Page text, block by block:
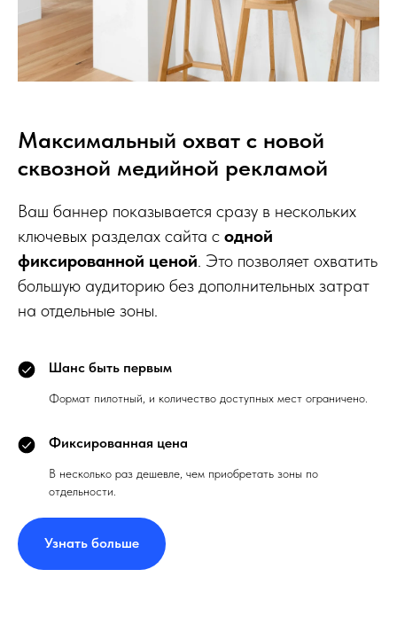
Максимальный охват с новой
сквозной медийной рекламой
Ваш баннер показывается сразу в нескольких
ключевых разделах сайта с одной
фиксированной ценой. Это позволяет охватить
большую аудиторию без дополнительных затрат
на отдельные зоны.
Шанс быть первым
Формат пилотный, и количество доступных мест ограничено.
Фиксированная цена
В несколько раз дешевле, чем приобретать зоны по
отдельности.
Узнать больше